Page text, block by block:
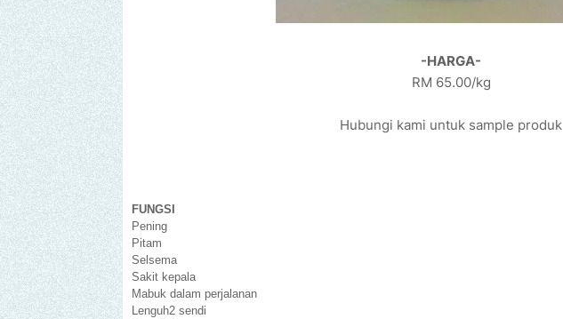
-HARGA-
RM 65.00/kg
Hubungi kami untuk sample produk
FUNGSI
Pening
Pitam
Selsema
Sakit kepala
Mabuk dalam perjalanan
Lenguh2 sendi